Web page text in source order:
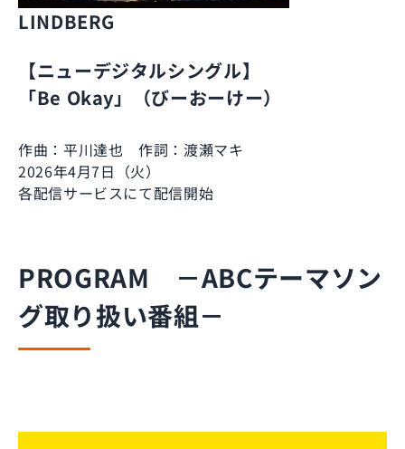
LINDBERG
【ニューデジタルシングル】
「Be Okay」（びーおーけー）
作曲：平川達也 作詞：渡瀬マキ
2026年4月7日（火）
各配信サービスにて配信開始
PROGRAM －ABCテーマソン
グ取り扱い番組－